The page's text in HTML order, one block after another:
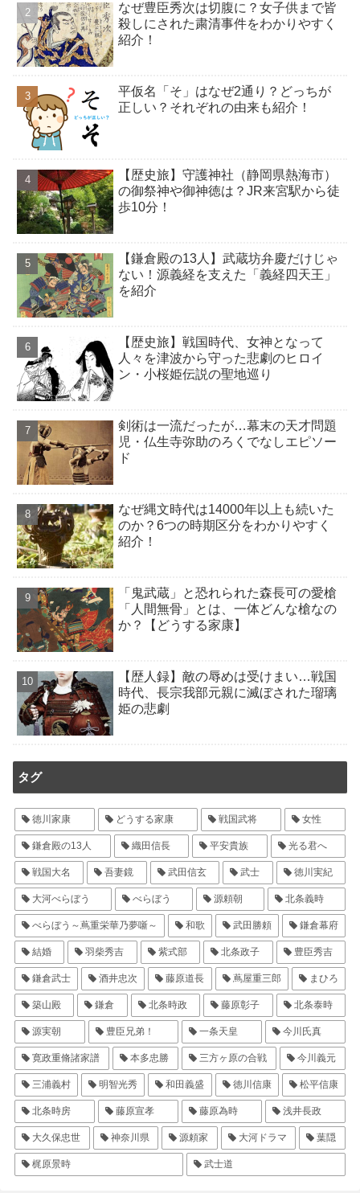
なぜ豊臣秀次は切腹に？女子供まで皆
殺しにされた粛清事件をわかりやすく
紹介！
平仮名「そ」はなぜ2通り？どっちが
正しい？それぞれの由来も紹介！
【歴史旅】守護神社（静岡県熱海市）
の御祭神や御神徳は？JR来宮駅から徒
歩10分！
【鎌倉殿の13人】武蔵坊弁慶だけじゃ
ない！源義経を支えた「義経四天王」
を紹介
【歴史旅】戦国時代、女神となって
人々を津波から守った悲劇のヒロイ
ン・小桜姫伝説の聖地巡り
剣術は一流だったが…幕末の天才問題
児・仏生寺弥助のろくでなしエピソー
ド
なぜ縄文時代は14000年以上も続いた
のか？6つの時期区分をわかりやすく
紹介！
「鬼武蔵」と恐れられた森長可の愛槍
「人間無骨」とは、一体どんな槍なの
か？【どうする家康】
【歴人録】敵の辱めは受けまい…戦国
時代、長宗我部元親に滅ぼされた瑠璃
姫の悲劇
タグ
徳川家康 どうする家康 戦国武将 女性
鎌倉殿の13人 織田信長 平安貴族 光る君へ
戦国大名 吾妻鏡 武田信玄 武士 徳川実紀
大河べらぼう べらぼう 源頼朝 北条義時
べらぼう～蔦重栄華乃夢噺～ 和歌 武田勝頼 鎌倉幕府
結婚 羽柴秀吉 紫式部 北条政子 豊臣秀吉
鎌倉武士 酒井忠次 藤原道長 蔦屋重三郎 まひろ
築山殿 鎌倉 北条時政 藤原彰子 北条泰時
源実朝 豊臣兄弟！ 一条天皇 今川氏真
寛政重脩諸家譜 本多忠勝 三方ヶ原の合戦 今川義元
三浦義村 明智光秀 和田義盛 徳川信康 松平信康
北条時房 藤原宣孝 藤原為時 浅井長政
大久保忠世 神奈川県 源頼家 大河ドラマ 葉隠
梶原景時 武士道